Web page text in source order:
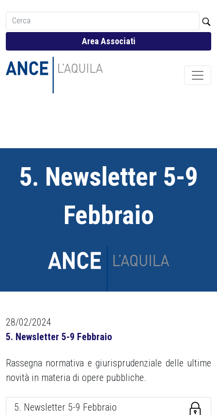
Area Associati
5. Newsletter 5-9
Febbraio
28/02/2024
5. Newsletter 5-9 Febbraio
Rassegna normativa e giurisprudenziale delle ultime
novità in materia di opere pubbliche.
5. Newsletter 5-9 Febbraio